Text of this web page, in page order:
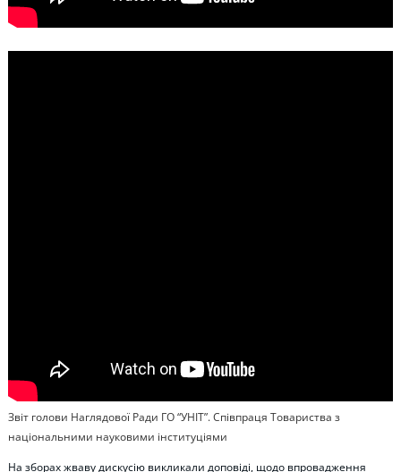
Звіт голови Наглядової Ради ГО “УНІТ”. Співпраця Товариства з
національними науковими інституціями
На зборах жваву дискусію викликали доповіді, щодо впровадження